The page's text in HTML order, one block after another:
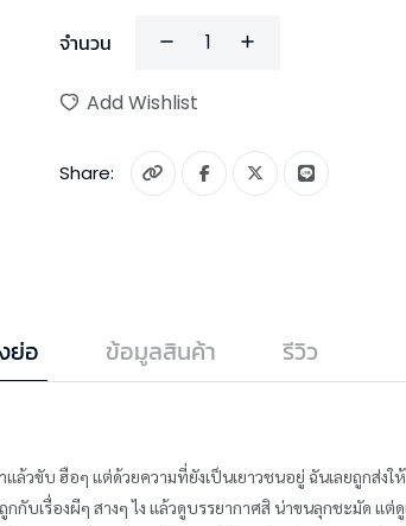
จำนวน
Add Wishlist
Share:
ย่อ ข้อมูลสินค้า รีวิว
แล้วขับ ฮือๆ แต่ด้วยความที่ยังเป็นเยาวชนอยู่ ฉันเลยถูกส่
บเรื่องผีๆ สางๆ ไง แล้วดูบรรยากาศสิ น่าขนลุกชะมัด แ